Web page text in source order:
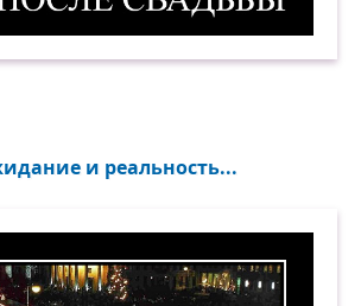
Демотиватор
и реальность...